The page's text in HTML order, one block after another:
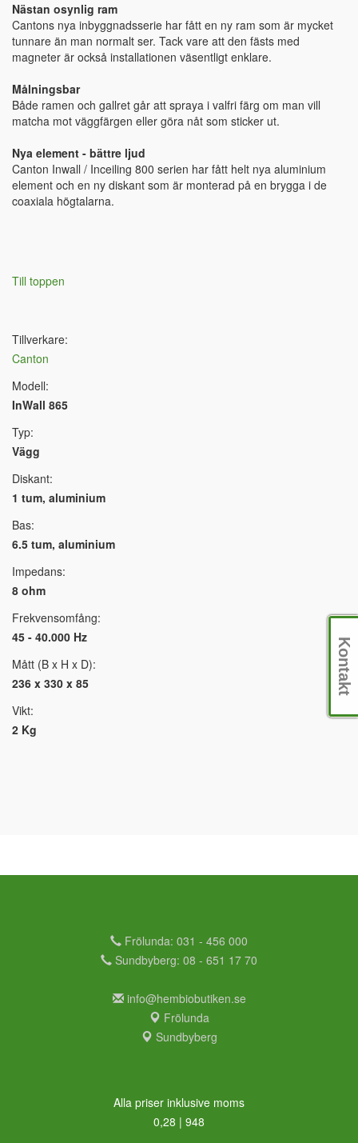
Nästan osynlig ram
Cantons nya inbyggnadsserie har fått en ny ram som är mycket
tunnare än man normalt ser. Tack vare att den fästs med
magneter är också installationen väsentligt enklare.
Målningsbar
Både ramen och gallret går att spraya i valfri färg om man vill
matcha mot väggfärgen eller göra nåt som sticker ut.
Nya element - bättre ljud
Canton Inwall / Inceiling 800 serien har fått helt nya aluminium
element och en ny diskant som är monterad på en brygga i de
coaxiala högtalarna.
Till toppen
Tillverkare:
Canton
Modell:
InWall 865
Typ:
Vägg
Diskant:
1 tum, aluminium
Bas:
6.5 tum, aluminium
Impedans:
8 ohm
Frekvensomfång:
45 - 40.000 Hz
Mått (B x H x D):
236 x 330 x 85
Vikt:
2 Kg
Frölunda: 031 - 456 000
Sundbyberg: 08 - 651 17 70
info@hembiobutiken.se
Frölunda
Sundbyberg
Alla priser inklusive moms
0,28 | 948
Kontakt